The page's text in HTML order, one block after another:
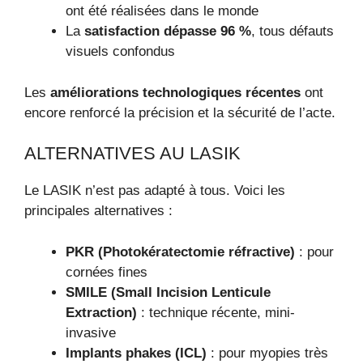
ont été réalisées dans le monde
La satisfaction dépasse 96 %, tous défauts
visuels confondus
Les améliorations technologiques récentes ont
encore renforcé la précision et la sécurité de l’acte.
ALTERNATIVES AU LASIK
Le LASIK n’est pas adapté à tous. Voici les
principales alternatives :
PKR (Photokératectomie réfractive) : pour
cornées fines
SMILE (Small Incision Lenticule
Extraction) : technique récente, mini-
invasive
Implants phakes (ICL) : pour myopies très